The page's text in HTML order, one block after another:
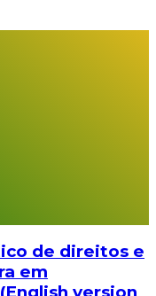
de direitos e
em